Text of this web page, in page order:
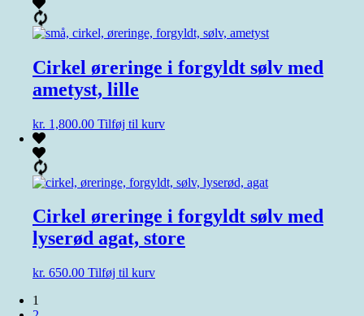
Cirkel øreringe i forgyldt sølv med
ametyst, lille
kr. 1,800.00 Tilføj til kurv
Cirkel øreringe i forgyldt sølv med
lyserød agat, store
kr. 650.00 Tilføj til kurv
1